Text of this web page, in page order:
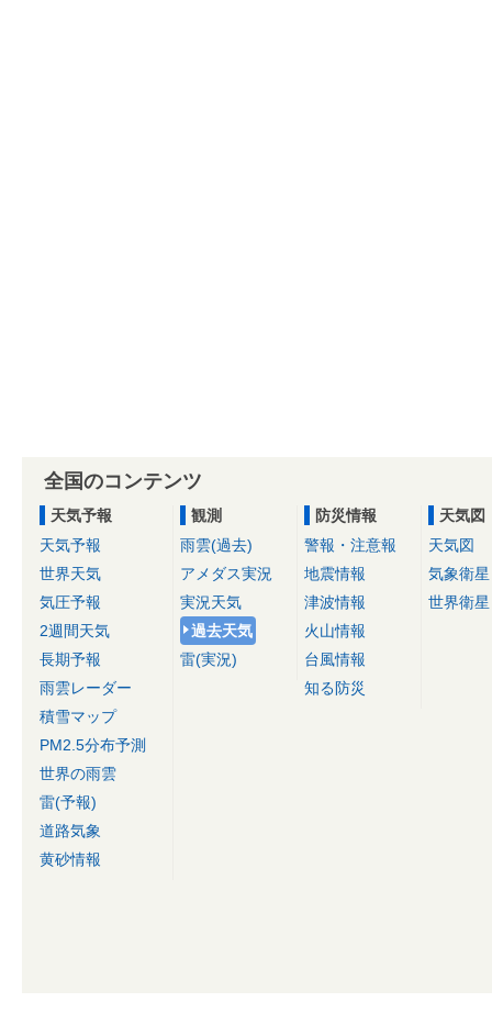
全国のコンテンツ
天気予報
天気予報
世界天気
気圧予報
2週間天気
長期予報
雨雲レーダー
積雪マップ
PM2.5分布予測
世界の雨雲
雷(予報)
道路気象
黄砂情報
観測
雨雲(過去)
アメダス実況
実況天気
過去天気
雷(実況)
防災情報
警報・注意報
地震情報
津波情報
火山情報
台風情報
知る防災
天気図
天気図
気象衛星
世界衛星